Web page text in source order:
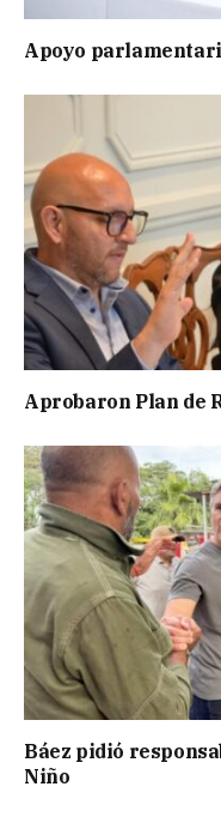
Apoyo
Aprobaron Plan de
Báez pidió
Niño